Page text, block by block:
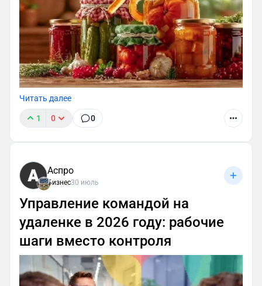
Читать далее
1 0 0
Аспро
Бизнес30 июль
Управление командой на
удаленке в 2026 году: рабочие
шаги вместо контроля